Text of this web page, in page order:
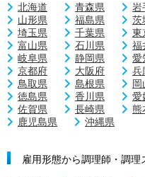
北海道 青森県 岩
山形県
福島県 茨
埼玉県
千葉県 東
富山県
石川県 福
岐阜県
静岡県 愛
京都府
大阪府 兵
鳥取県
島根県 岡
徳島県
香川県 愛
佐賀県
長崎県 熊
鹿児島県
沖縄県
雇用形態から調理師・調理